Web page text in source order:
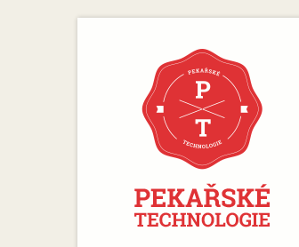
https://www.traditionrolex.com/18